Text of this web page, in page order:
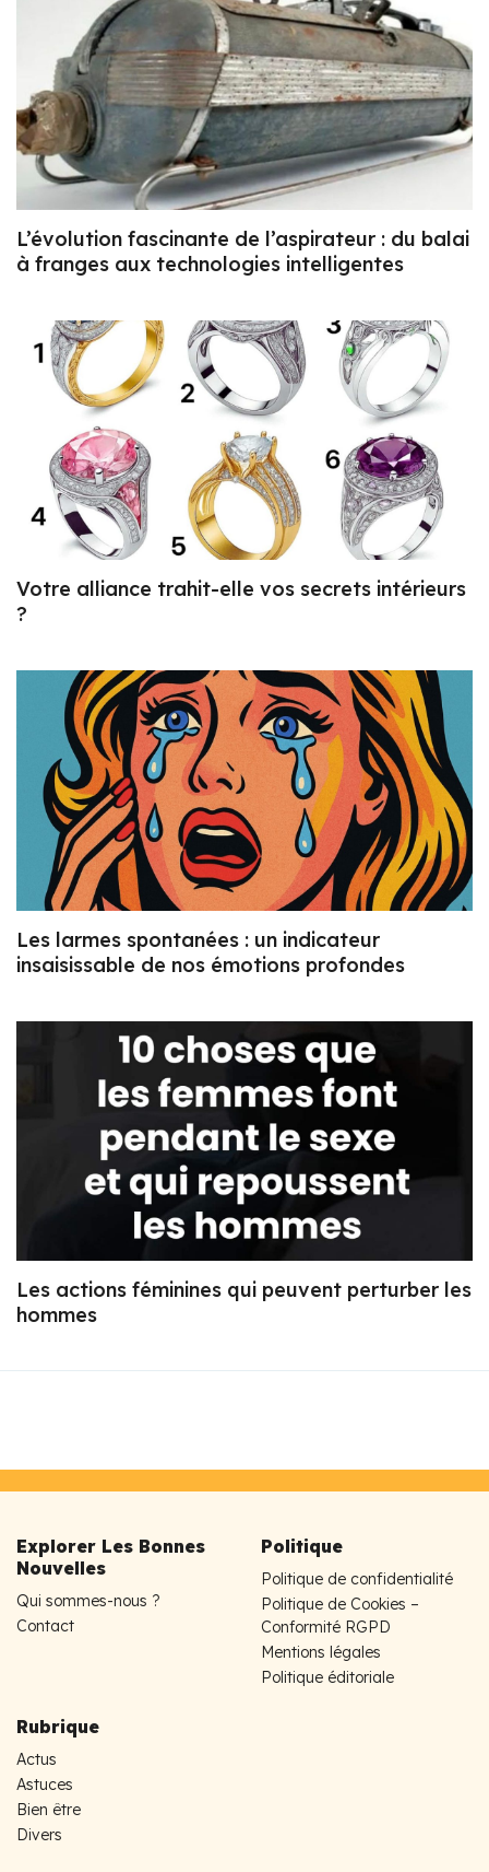
L’évolution fascinante de l’aspirateur : du balai
à franges aux technologies intelligentes
Votre alliance trahit-elle vos secrets intérieurs
?
Les larmes spontanées : un indicateur
insaisissable de nos émotions profondes
Les actions féminines qui peuvent perturber les
hommes
Explorer Les Bonnes
Nouvelles
Qui sommes-nous ?
Contact
Politique
Politique de confidentialité
Politique de Cookies –
Conformité RGPD
Mentions légales
Politique éditoriale
Rubrique
Actus
Astuces
Bien être
Divers